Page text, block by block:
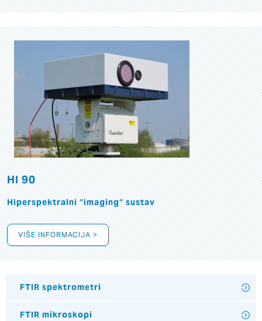
HI 90
Hiperspektralni “imaging“ sustav
VIŠE INFORMACIJA >
FTIR spektrometri
FTIR mikroskopi